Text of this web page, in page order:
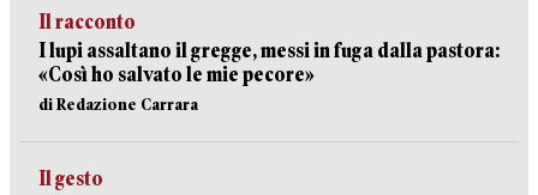
Il racconto
I lupi assaltano il gregge, messi in fuga dalla pastora:
«Così ho salvato le mie pecore»
di Redazione Carrara
Il gesto